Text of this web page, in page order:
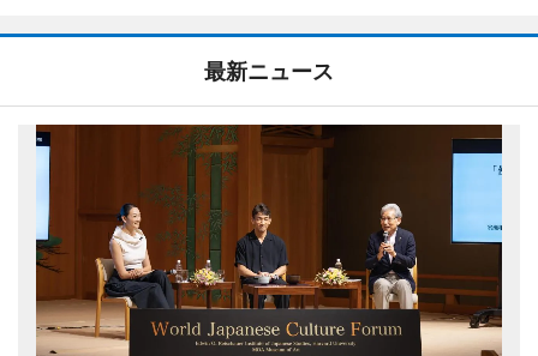
最新ニュース